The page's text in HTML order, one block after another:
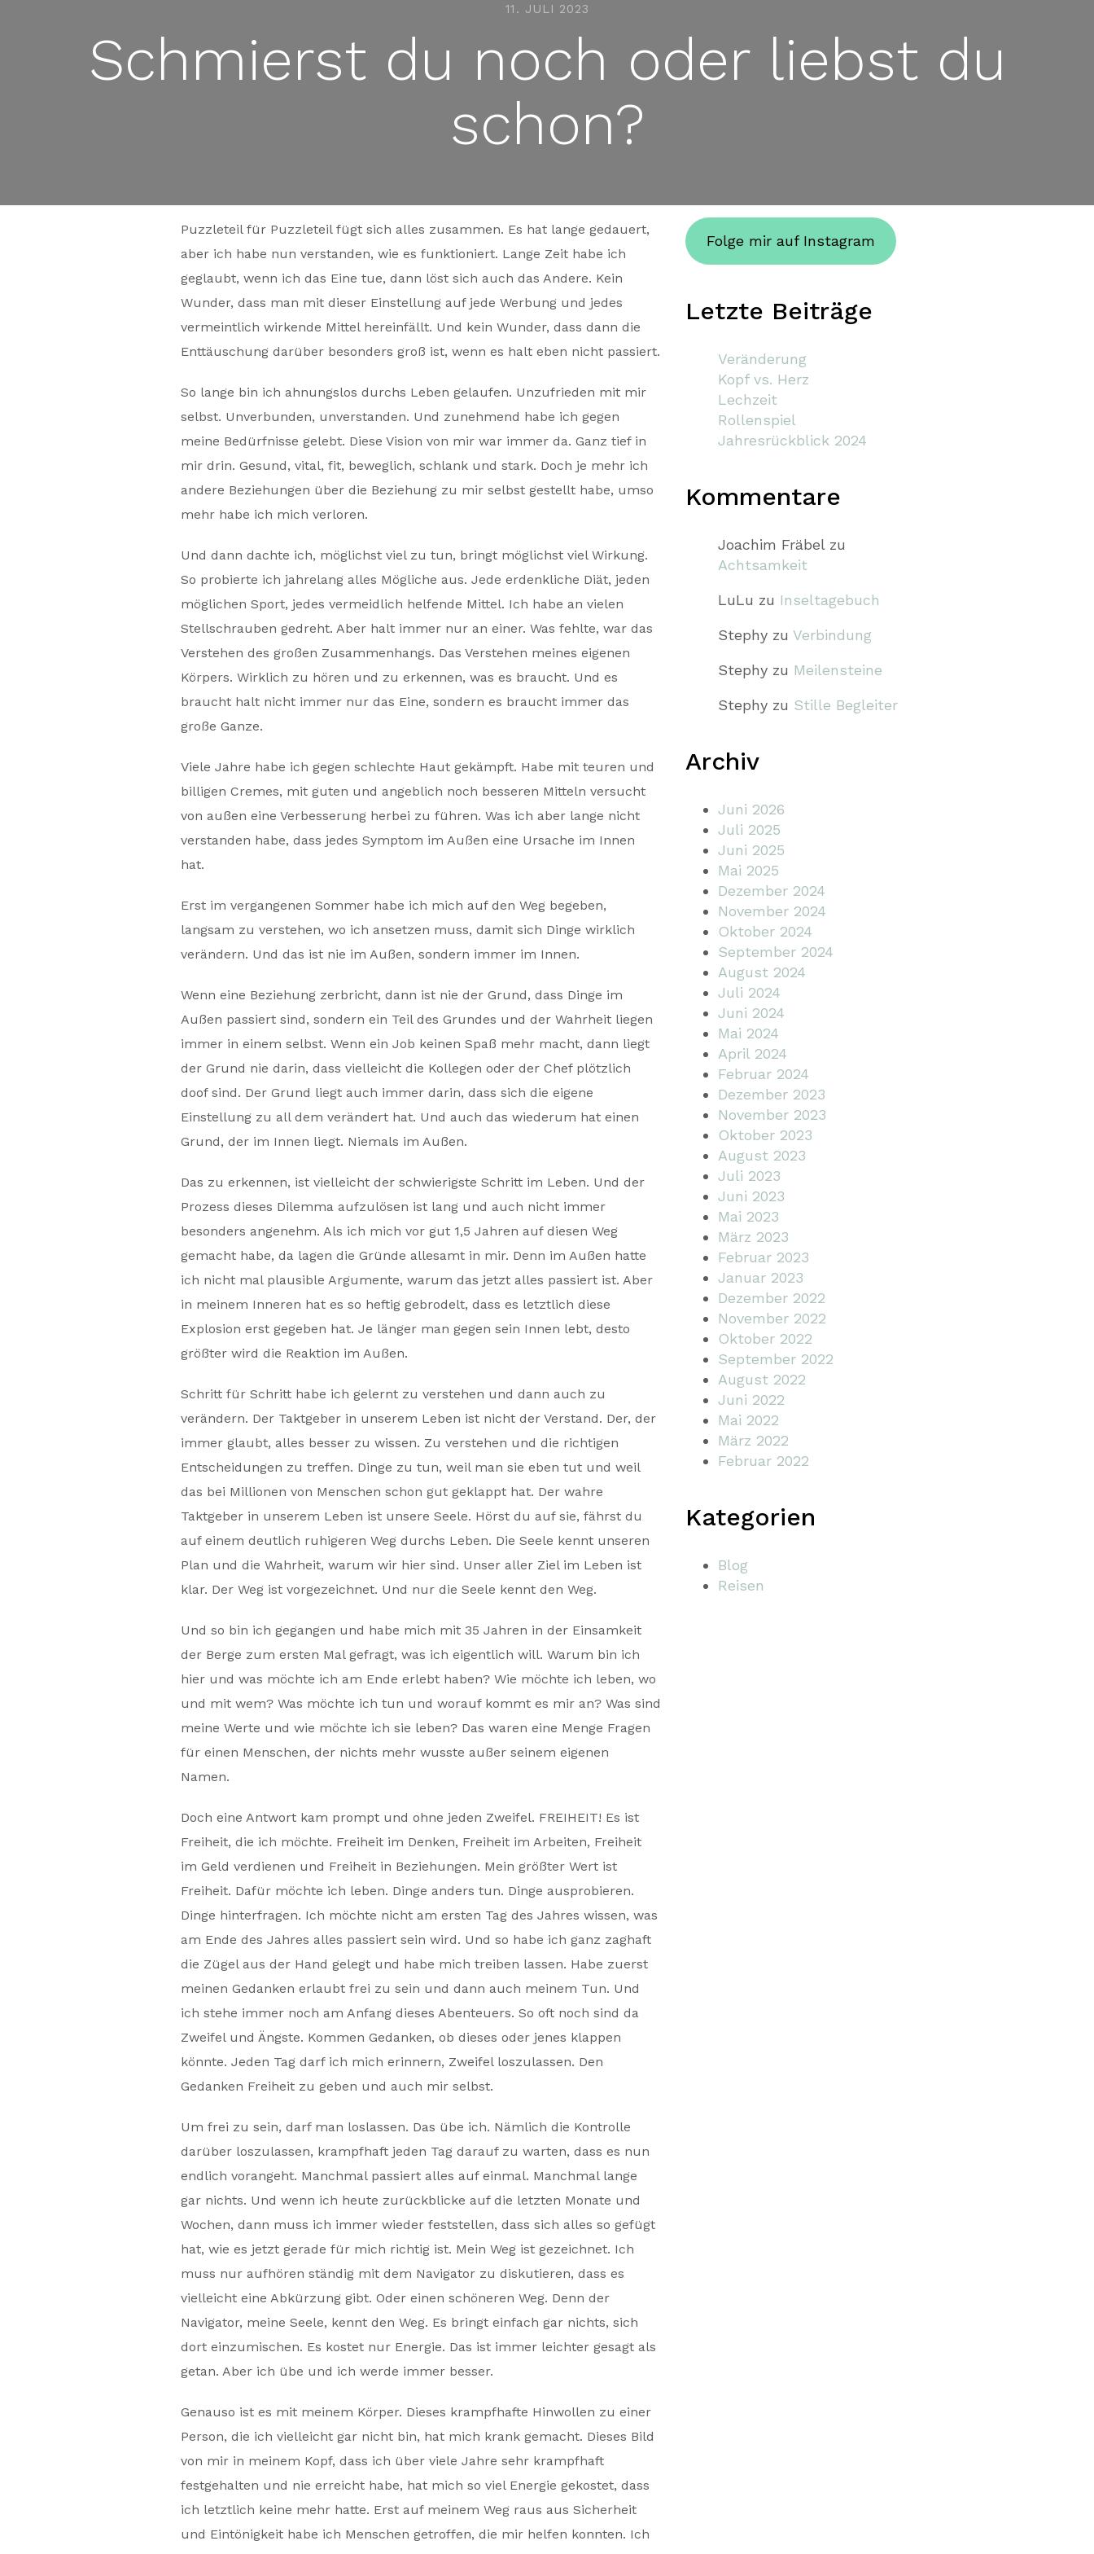
11. JULI 2023
Schmierst du noch oder liebst du
schon?
Puzzleteil für Puzzleteil fügt sich alles zusammen. Es hat lange gedauert,
aber ich habe nun verstanden, wie es funktioniert. Lange Zeit habe ich
geglaubt, wenn ich das Eine tue, dann löst sich auch das Andere. Kein
Wunder, dass man mit dieser Einstellung auf jede Werbung und jedes
vermeintlich wirkende Mittel hereinfällt. Und kein Wunder, dass dann die
Enttäuschung darüber besonders groß ist, wenn es halt eben nicht passiert.
So lange bin ich ahnungslos durchs Leben gelaufen. Unzufrieden mit mir
selbst. Unverbunden, unverstanden. Und zunehmend habe ich gegen
meine Bedürfnisse gelebt. Diese Vision von mir war immer da. Ganz tief in
mir drin. Gesund, vital, fit, beweglich, schlank und stark. Doch je mehr ich
andere Beziehungen über die Beziehung zu mir selbst gestellt habe, umso
mehr habe ich mich verloren.
Und dann dachte ich, möglichst viel zu tun, bringt möglichst viel Wirkung.
So probierte ich jahrelang alles Mögliche aus. Jede erdenkliche Diät, jeden
möglichen Sport, jedes vermeidlich helfende Mittel. Ich habe an vielen
Stellschrauben gedreht. Aber halt immer nur an einer. Was fehlte, war das
Verstehen des großen Zusammenhangs. Das Verstehen meines eigenen
Körpers. Wirklich zu hören und zu erkennen, was es braucht. Und es
braucht halt nicht immer nur das Eine, sondern es braucht immer das
große Ganze.
Viele Jahre habe ich gegen schlechte Haut gekämpft. Habe mit teuren und
billigen Cremes, mit guten und angeblich noch besseren Mitteln versucht
von außen eine Verbesserung herbei zu führen. Was ich aber lange nicht
verstanden habe, dass jedes Symptom im Außen eine Ursache im Innen
hat.
Erst im vergangenen Sommer habe ich mich auf den Weg begeben,
langsam zu verstehen, wo ich ansetzen muss, damit sich Dinge wirklich
verändern. Und das ist nie im Außen, sondern immer im Innen.
Wenn eine Beziehung zerbricht, dann ist nie der Grund, dass Dinge im
Außen passiert sind, sondern ein Teil des Grundes und der Wahrheit liegen
immer in einem selbst. Wenn ein Job keinen Spaß mehr macht, dann liegt
der Grund nie darin, dass vielleicht die Kollegen oder der Chef plötzlich
doof sind. Der Grund liegt auch immer darin, dass sich die eigene
Einstellung zu all dem verändert hat. Und auch das wiederum hat einen
Grund, der im Innen liegt. Niemals im Außen.
Das zu erkennen, ist vielleicht der schwierigste Schritt im Leben. Und der
Prozess dieses Dilemma aufzulösen ist lang und auch nicht immer
besonders angenehm. Als ich mich vor gut 1,5 Jahren auf diesen Weg
gemacht habe, da lagen die Gründe allesamt in mir. Denn im Außen hatte
ich nicht mal plausible Argumente, warum das jetzt alles passiert ist. Aber
in meinem Inneren hat es so heftig gebrodelt, dass es letztlich diese
Explosion erst gegeben hat. Je länger man gegen sein Innen lebt, desto
größter wird die Reaktion im Außen.
Schritt für Schritt habe ich gelernt zu verstehen und dann auch zu
verändern. Der Taktgeber in unserem Leben ist nicht der Verstand. Der, der
immer glaubt, alles besser zu wissen. Zu verstehen und die richtigen
Entscheidungen zu treffen. Dinge zu tun, weil man sie eben tut und weil
das bei Millionen von Menschen schon gut geklappt hat. Der wahre
Taktgeber in unserem Leben ist unsere Seele. Hörst du auf sie, fährst du
auf einem deutlich ruhigeren Weg durchs Leben. Die Seele kennt unseren
Plan und die Wahrheit, warum wir hier sind. Unser aller Ziel im Leben ist
klar. Der Weg ist vorgezeichnet. Und nur die Seele kennt den Weg.
Und so bin ich gegangen und habe mich mit 35 Jahren in der Einsamkeit
der Berge zum ersten Mal gefragt, was ich eigentlich will. Warum bin ich
hier und was möchte ich am Ende erlebt haben? Wie möchte ich leben, wo
und mit wem? Was möchte ich tun und worauf kommt es mir an? Was sind
meine Werte und wie möchte ich sie leben? Das waren eine Menge Fragen
für einen Menschen, der nichts mehr wusste außer seinem eigenen
Namen.
Doch eine Antwort kam prompt und ohne jeden Zweifel. FREIHEIT! Es ist
Freiheit, die ich möchte. Freiheit im Denken, Freiheit im Arbeiten, Freiheit
im Geld verdienen und Freiheit in Beziehungen. Mein größter Wert ist
Freiheit. Dafür möchte ich leben. Dinge anders tun. Dinge ausprobieren.
Dinge hinterfragen. Ich möchte nicht am ersten Tag des Jahres wissen, was
am Ende des Jahres alles passiert sein wird. Und so habe ich ganz zaghaft
die Zügel aus der Hand gelegt und habe mich treiben lassen. Habe zuerst
meinen Gedanken erlaubt frei zu sein und dann auch meinem Tun. Und
ich stehe immer noch am Anfang dieses Abenteuers. So oft noch sind da
Zweifel und Ängste. Kommen Gedanken, ob dieses oder jenes klappen
könnte. Jeden Tag darf ich mich erinnern, Zweifel loszulassen. Den
Gedanken Freiheit zu geben und auch mir selbst.
Um frei zu sein, darf man loslassen. Das übe ich. Nämlich die Kontrolle
darüber loszulassen, krampfhaft jeden Tag darauf zu warten, dass es nun
endlich vorangeht. Manchmal passiert alles auf einmal. Manchmal lange
gar nichts. Und wenn ich heute zurückblicke auf die letzten Monate und
Wochen, dann muss ich immer wieder feststellen, dass sich alles so gefügt
hat, wie es jetzt gerade für mich richtig ist. Mein Weg ist gezeichnet. Ich
muss nur aufhören ständig mit dem Navigator zu diskutieren, dass es
vielleicht eine Abkürzung gibt. Oder einen schöneren Weg. Denn der
Navigator, meine Seele, kennt den Weg. Es bringt einfach gar nichts, sich
dort einzumischen. Es kostet nur Energie. Das ist immer leichter gesagt als
getan. Aber ich übe und ich werde immer besser.
Genauso ist es mit meinem Körper. Dieses krampfhafte Hinwollen zu einer
Person, die ich vielleicht gar nicht bin, hat mich krank gemacht. Dieses Bild
von mir in meinem Kopf, dass ich über viele Jahre sehr krampfhaft
festgehalten und nie erreicht habe, hat mich so viel Energie gekostet, dass
ich letztlich keine mehr hatte. Erst auf meinem Weg raus aus Sicherheit
und Eintönigkeit habe ich Menschen getroffen, die mir helfen konnten. Ich
Folge mir auf Instagram
Letzte Beiträge
Veränderung
Kopf vs. Herz
Lechzeit
Rollenspiel
Jahresrückblick 2024
Kommentare
Joachim Fräbelzu
Achtsamkeit
LuLu zu Inseltagebuch
Stephy zu Verbindung
Stephy zu Meilensteine
Stephy zu Stille Begleiter
Archiv
Juni 2026
Juli 2025
Juni 2025
Mai 2025
Dezember 2024
November 2024
Oktober 2024
September 2024
August 2024
Juli 2024
Juni 2024
Mai 2024
April 2024
Februar 2024
Dezember 2023
November 2023
Oktober 2023
August 2023
Juli 2023
Juni 2023
Mai 2023
März 2023
Februar 2023
Januar 2023
Dezember 2022
November 2022
Oktober 2022
September 2022
August 2022
Juni 2022
Mai 2022
März 2022
Februar 2022
Kategorien
Blog
Reisen